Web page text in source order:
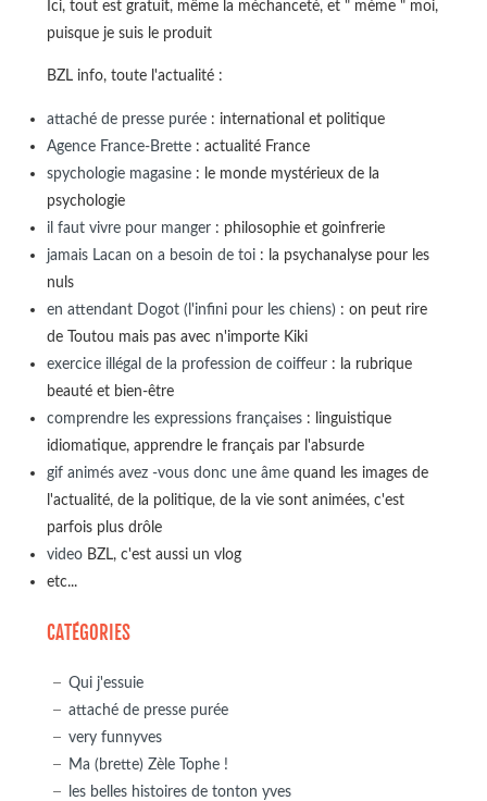
Ici, tout est gratuit, même la méchanceté, et " mème " moi,
puisque je suis le produit
BZL info, toute l'actualité :
attaché de presse purée: international et politique
Agence France-Brette: actualité France
spychologie magasine: le monde mystérieux de la
psychologie
il faut vivre pour manger: philosophie et goinfrerie
jamais Lacan on a besoin de toi: la psychanalyse pour les
nuls
en attendant Dogot (l'infini pour les chiens): on peut rire
de Toutou mais pas avec n'importe Kiki
exercice illégal de la profession de coiffeur: la rubrique
beauté et bien-être
comprendre les expressions françaises: linguistique
idiomatique, apprendre le français par l'absurde
gif animés avez -vous donc une âmequand les images de
l'actualité, de la politique, de la vie sont animées, c'est
parfois plus drôle
videoBZL, c'est aussi un vlog
etc...
CATÉGORIES
Qui j'essuie
attaché de presse purée
very funnyves
Ma (brette) Zèle Tophe !
les belles histoires de tonton yves